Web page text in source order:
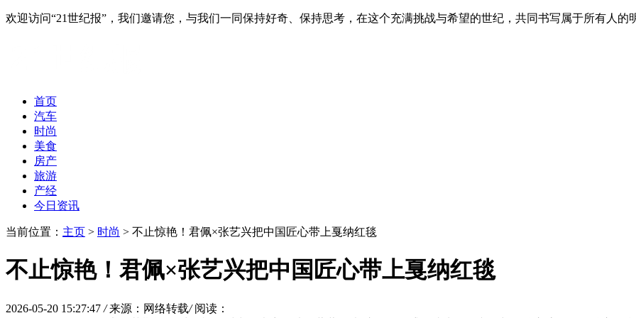
欢迎访问“21世纪报”，我们邀请您，与我们一同保持好奇、保持思考，在这个充满挑战与希望的世纪，共同书写属于所有人的
首页
汽车
时尚
美食
房产
旅游
产经
今日资讯
当前位置： 主页 > 时尚 > 不止惊艳！君佩×张艺兴把中国匠心带上戛纳红毯
不止惊艳！君佩×张艺兴把中国匠心带上戛纳红毯
2026-05-20 15:27:47 / 来源：网络转载/ 阅读：